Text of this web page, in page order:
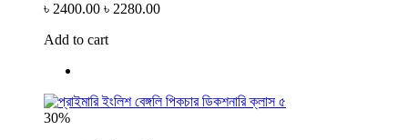
৳ 2400.00 ৳ 2280.00
Add to cart
30%